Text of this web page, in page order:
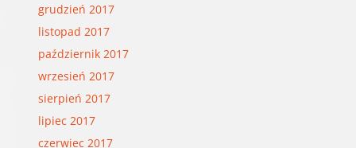
grudzień 2017
listopad 2017
październik 2017
wrzesień 2017
sierpień 2017
lipiec 2017
czerwiec 2017